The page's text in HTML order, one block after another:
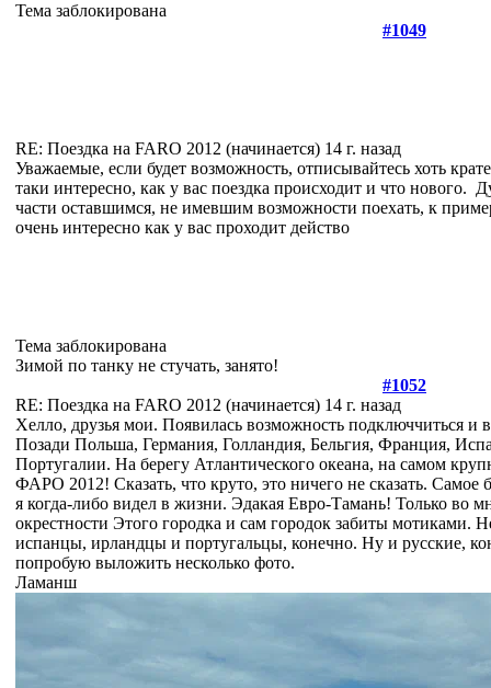
Тема заблокирована
#1049
RE: Поездка на FARO 2012 (начинается) 14 г. назад
Уважаемые, если будет возможность, отписывайтесь хоть
таки интересно, как у вас поездка происходит и что нового.
части оставшимся, не имевшим возможности поехать, к
очень интересно как у вас проходит действо
Тема заблокирована
Зимой по танку не стучать, занято!
#1052
RE: Поездка на FARO 2012 (начинается) 14 г. назад
Хелло, друзья мои. Появилась возможность подключчиться и
Позади Польша, Германия, Голландия, Бельгия, Франция,
Португалии. На берегу Атлантического океана, на самом
ФАРО 2012! Сказать, что круто, это ничего не сказать. Самое
я когда-либо видел в жизни. Эдакая Евро-Тамань! Только во
окрестности Этого городка и сам городок забиты мотиками.
испанцы, ирландцы и португальцы, конечно. Ну и русские,
попробую выложить несколько фото.
Ламанш